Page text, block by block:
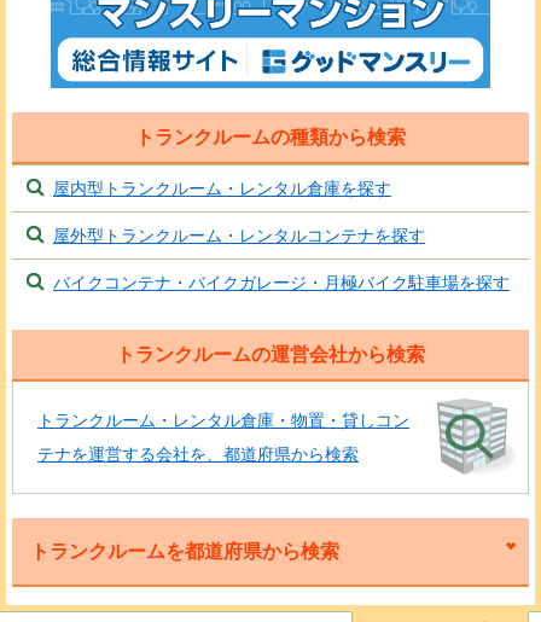
トランクルームの種類から検索
屋内型トランクルーム・レンタル倉庫を探す
屋外型トランクルーム・レンタルコンテナを探す
バイクコンテナ・バイクガレージ・月極バイク駐車場を探す
トランクルームの運営会社から検索
トランクルーム・レンタル倉庫・物置・貸しコン
テナを運営する会社を、都道府県から検索
トランクルームを都道府県から検索